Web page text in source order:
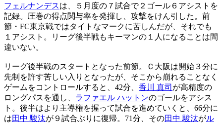
フェルナンデスは、５月度の７試合で２ゴール６アシストを
記録。圧巻の得点関与率を発揮し、攻撃をけん引した。前
節・FC東京戦ではタイトなマークに苦しんだが、それでも
１アシスト。リーグ後半戦もキーマンの１人になることは間
違いない。
リーグ後半戦のスタートとなった前節。Ｃ大阪は開始３分に
先制を許す苦しい入りとなったが、そこから崩れることなく
ゲームをコントロールすると、42分、 香川 真司 が高精度の
ロングパスを通し、 ラファエル ハットンのゴールをアシス
ト。後半はより主導権を握って試合を進めていくと、66分に
は田中 駿汰が９試合ぶりに復帰。71分、その田中 駿汰がル